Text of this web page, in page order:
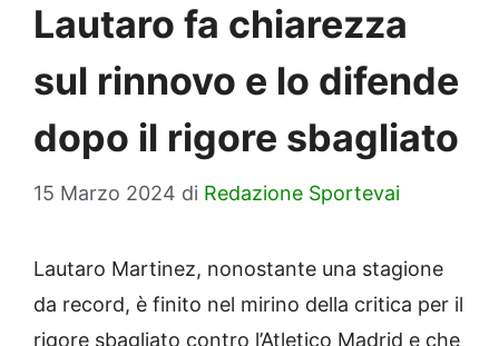
Lautaro fa chiarezza
sul rinnovo e lo difende
dopo il rigore sbagliato
15 Marzo 2024 di Redazione Sportevai
Lautaro Martinez, nonostante una stagione
da record, è finito nel mirino della critica per il
rigore sbagliato contro l’Atletico Madrid e che